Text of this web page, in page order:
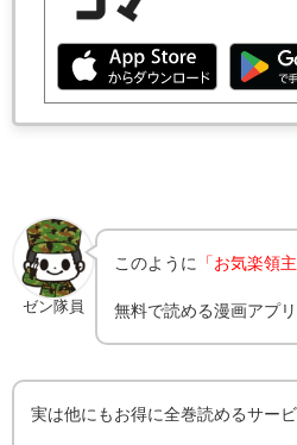
ゼン隊員
このように 「お気楽領
無料で読める漫画アプ
実は他にもお得に全巻読めるサー